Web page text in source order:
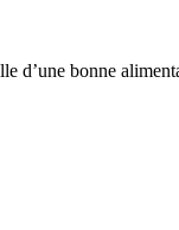
d’une bonne